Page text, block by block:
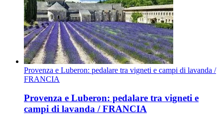
Provenza e Luberon: pedalare tra vigneti e campi di lavanda /
FRANCIA
Provenza e Luberon: pedalare tra vigneti e
campi di lavanda / FRANCIA